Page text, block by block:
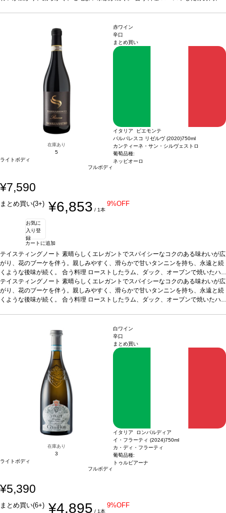
在庫あり
5
ライトボディ
フルボディ
赤ワイン
辛口
まとめ買い
イタリア ピエモンテ
バルバレスコ リゼルヴ (2020)750ml
カンティーネ・サン・シルヴェストロ
葡萄品種:
ネッビオーロ
¥7,590
まとめ買い(3+) ¥6,853 / 1本
9%OFF
お気に
入り登
録
カートに追加
テイスティングノート 素晴らしくエレガントでスパイシーなコクのある味わいが広
がり、花のブーケを伴う。親しみやすく、滑らかで甘いタンニンを持ち、永遠と続
くような後味が続く。 合う料理 ローストしたラム、ダック、オーブンで焼いたハ
ム、ウサギ、熟したチーズなどと好相性葡萄品種ネッビオーロ100%認証EQUALI
TAS認証*本ヴィンテージが在庫切れの場合、在庫があり価格が同様の場合は自動
的に次のヴィンテージに変更されます、ご了承ください。
テイスティングノート 素晴らしくエレガントでスパイシーなコクのある味わいが広
がり、花のブーケを伴う。親しみやすく、滑らかで甘いタンニンを持ち、永遠と続
くような後味が続く。 合う料理 ローストしたラム、ダック、オーブンで焼いたハ
的に次のヴィンテージに変更されます、ご了承ください。
在庫あり
3
ライトボディ
フルボディ
白ワイン
辛口
まとめ買い
イタリア ロンバルディア
イ・フラーティ (2024)750ml
カ・ディ・フラーティ
葡萄品種:
トゥルビアーナ
¥5,390
まとめ買い(6+) ¥4,895 / 1本
9%OFF